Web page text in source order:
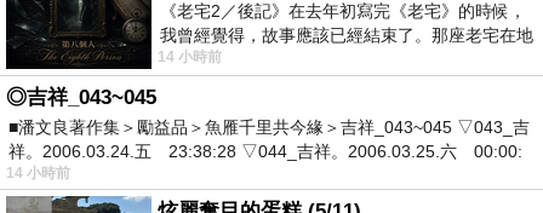
《老宅2／後記》在去年初寫完《老宅》的時候，
我曾經覺得，故事應該已經結束了。那座老宅在地
震中倒塌，七個人終於離開那片黑暗，
14 小時前
◎吉祥_043~045
■潘文良著作集＞勵益品＞魚雁千里共今緣＞吉祥_043~045 ▽043_吉
祥。2006.03.24.五 23:38:28 ▽044_吉祥。2006.03.25.六 00:00:
14 小時前